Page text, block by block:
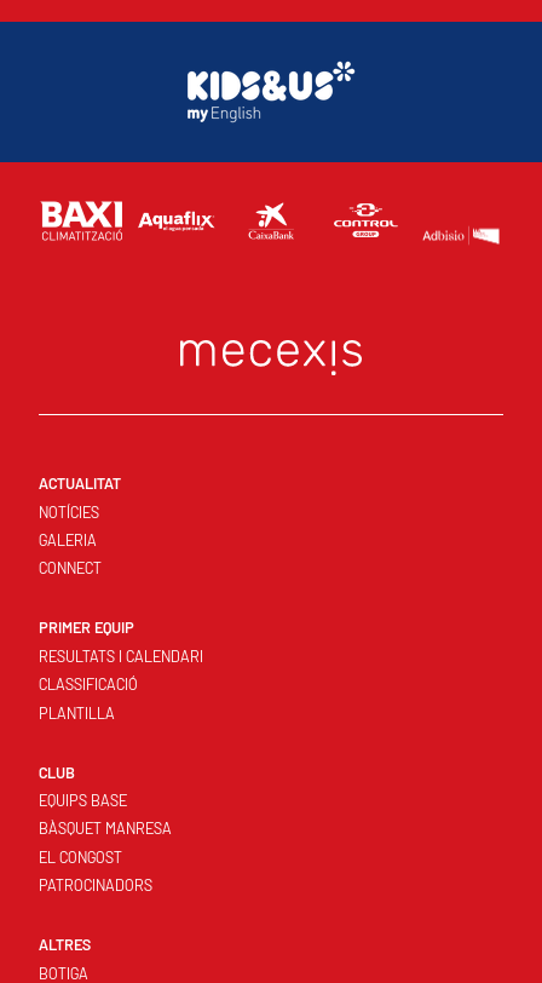
ACTUALITAT
NOTÍCIES
GALERIA
CONNECT
PRIMER EQUIP
RESULTATS I CALENDARI
CLASSIFICACIÓ
PLANTILLA
CLUB
EQUIPS BASE
BÀSQUET MANRESA
EL CONGOST
PATROCINADORS
ALTRES
BOTIGA